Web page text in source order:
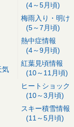
気
(4～5月頃)
梅雨入り・明け
(5～7月頃)
熱中症情報
(4～9月頃)
紅葉見頃情報
(10～11月頃)
ヒートショック
(10～3月頃)
スキー積雪情報
(11～5月頃)